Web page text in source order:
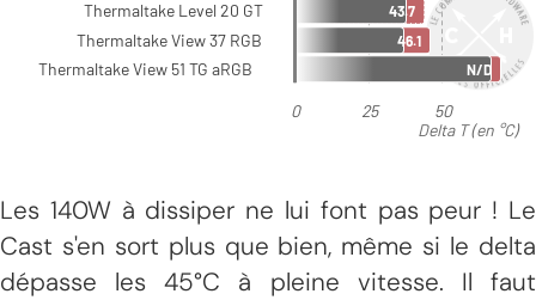
Les 140W à dissiper ne lui font pas peur ! Le
Cast s'en sort plus que bien, même si le delta
dépasse les 45°C à pleine vitesse. Il faut